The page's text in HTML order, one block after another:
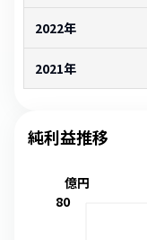
2022年
2021年
純利益推移
80
億円